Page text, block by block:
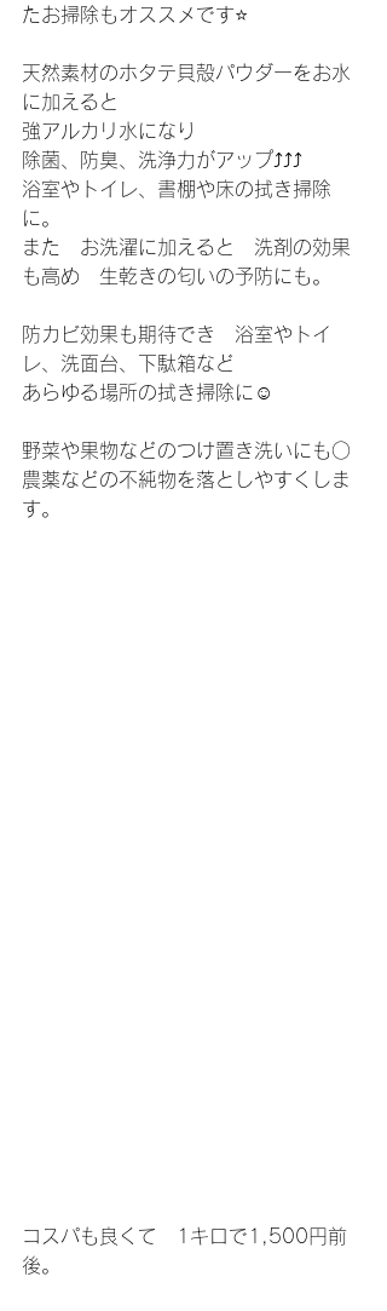
たお掃除もオススメです⭐️
天然素材のホタテ貝殻パウダーをお水
に加えると
強アルカリ水になり
除菌、防臭、洗浄力がアップ⤴️⤴️⤴️
浴室やトイレ、書棚や床の拭き掃除
に。
また　お洗濯に加えると　洗剤の効果
も高め　生乾きの匂いの予防にも。
防カビ効果も期待でき　浴室やトイ
レ、洗面台、下駄箱など
あらゆる場所の拭き掃除に☺️
野菜や果物などのつけ置き洗いにも○
農薬などの不純物を落としやすくしま
す。
コスパも良くて　1キロで1,500円前
後。